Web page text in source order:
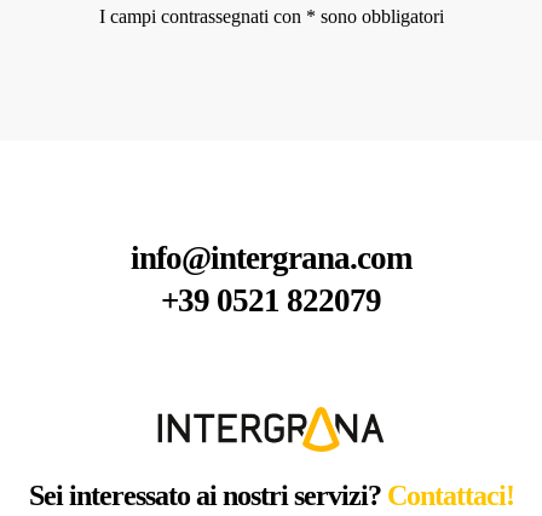
I campi contrassegnati con * sono obbligatori
info@intergrana.com
+39 0521 822079
Sei interessato ai nostri servizi? Contattaci!